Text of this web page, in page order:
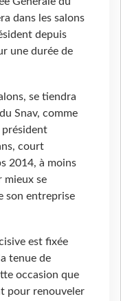
dans les salons
depuis
une durée de
se tiendra
Snav, comme
président
court
2014, à moins
mieux se
son entreprise
est fixée
tenue de
occasion que
pour renouveler